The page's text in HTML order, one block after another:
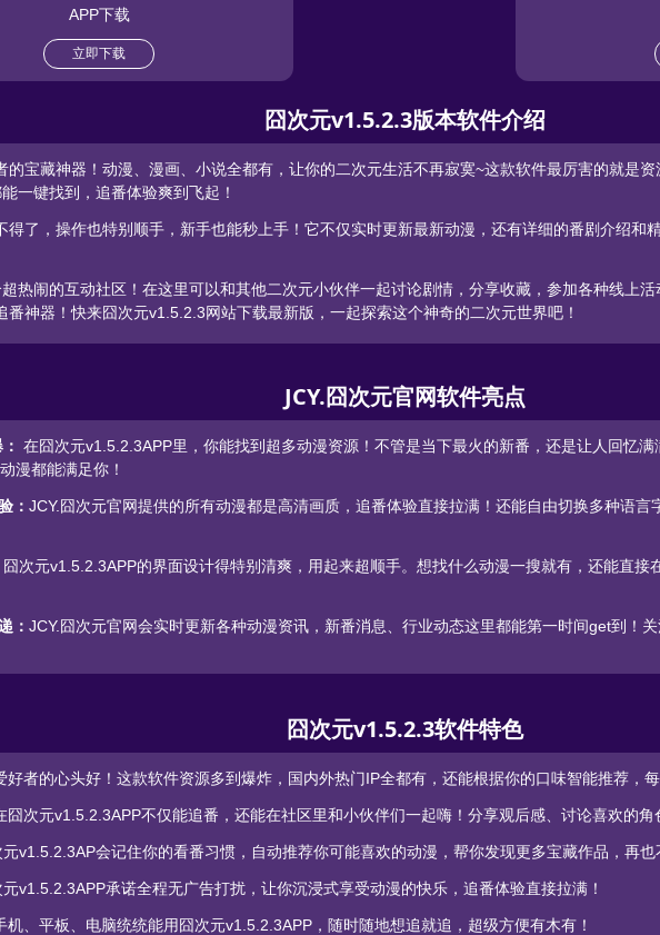
立即下载
APP下载
囧次元v1.5.2.3版本软件介绍
的宝藏神器！动漫、漫画、小说全都有，让你的二次元生活不再寂寞~这款软件最厉害的就是
一键找到，追番体验爽到飞起！
得了，操作也特别顺手，新手也能秒上手！它不仅实时更新最新动漫，还有详细的番剧介绍和
热闹的互动社区！在这里可以和其他二次元小伙伴一起讨论剧情，分享收藏，参加各种线上
番神器！快来囧次元v1.5.2.3网站下载最新版，一起探索这个神奇的二次元世界吧！
JCY.囧次元官网软件亮点
在囧次元v1.5.2.3APP里，你能找到超多动漫资源！不管是当下最火的新番，还是让人回忆
漫都能满足你！
： JCY.囧次元官网提供的所有动漫都是高清画质，追番体验直接拉满！还能自由切换多种语
囧次元v1.5.2.3APP的界面设计得特别清爽，用起来超顺手。想找什么动漫一搜就有，还能直
： JCY.囧次元官网会实时更新各种动漫资讯，新番消息、行业动态这里都能第一时间get到！
囧次元v1.5.2.3软件特色
好者的心头好！这款软件资源多到爆炸，国内外热门IP全都有，还能根据你的口味智能推荐，
囧次元v1.5.2.3APP不仅能追番，还能在社区里和小伙伴们一起嗨！分享观后感、讨论喜欢的
元v1.5.2.3AP会记住你的看番习惯，自动推荐你可能喜欢的动漫，帮你发现更多宝藏作品，再也
元v1.5.2.3APP承诺全程无广告打扰，让你沉浸式享受动漫的快乐，追番体验直接拉满！
机、平板、电脑统统能用囧次元v1.5.2.3APP，随时随地想追就追，超级方便有木有！